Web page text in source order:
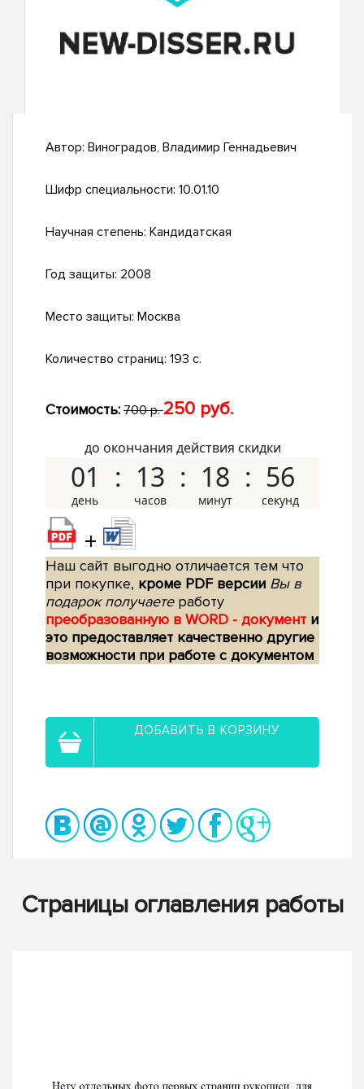
Автор: Виноградов, Владимир Геннадьевич
Шифр специальности: 10.01.10
Научная степень: Кандидатская
Год защиты: 2008
Место защиты: Москва
Количество страниц: 193 с.
Стоимость: 700 р.250 руб.
до окончания действия скидки
01 13 18 55
+
Наш сайт выгодно отличается тем что
при покупке, кроме PDF версии Вы в
подарок получаетеработу
преобразованную в WORD - документ и
это предоставляет качественно другие
возможности при работе с документом
ДОБАВИТЬ В КОРЗИНУ
Страницы оглавления работы